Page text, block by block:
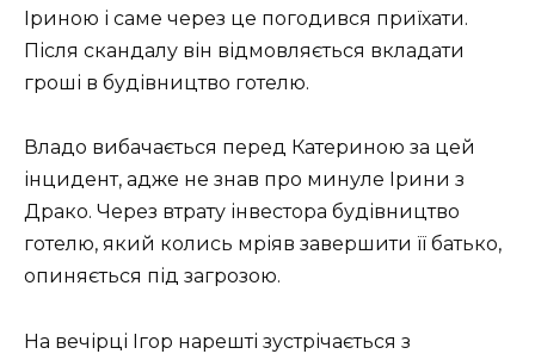
Іриною і саме через це погодився приїхати.
Після скандалу він відмовляється вкладати
гроші в будівництво готелю.
Владо вибачається перед Катериною за цей
інцидент, адже не знав про минуле Ірини з
Драко. Через втрату інвестора будівництво
готелю, який колись мріяв завершити її батько,
опиняється під загрозою.
На вечірці Ігор нарешті зустрічається з